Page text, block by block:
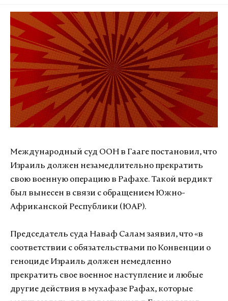
Международный суд ООН в Гааге постановил, что
Израиль должен незамедлительно прекратить
свою военную операцию в Рафахе. Такой вердикт
был вынесен в связи с обращением Южно-
Африканской Республики (ЮАР).
Председатель суда Наваф Салам заявил, что «в
соответствии с обязательствами по Конвенции о
геноциде Израиль должен немедленно
прекратить свое военное наступление и любые
другие действия в мухафазе Рафах, которые